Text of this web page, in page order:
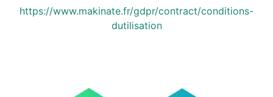
https://www.makinate.fr/gdpr/contract/conditions-
dutilisation